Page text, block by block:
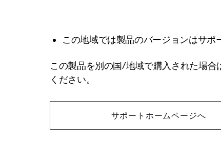
この地域では製品のバージョンはサポ
この製品を別の国/地域で購入された場
ください。
サポートホームページへ